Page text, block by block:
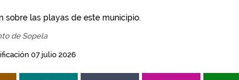
sobre las playas de este municipio.
de Sopela
07 julio 2026